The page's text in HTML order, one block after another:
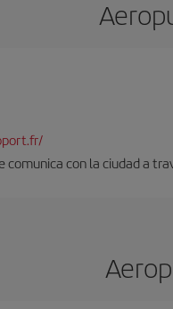
comunica con la ciudad a